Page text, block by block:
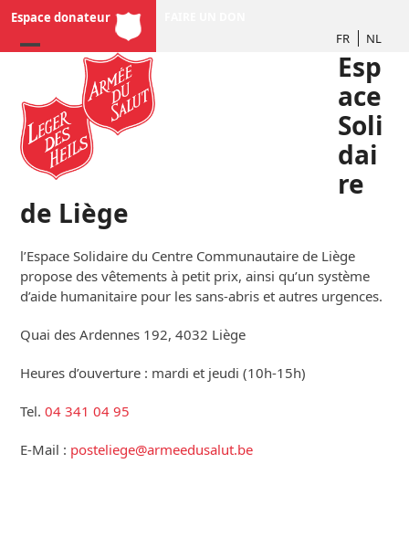
Skip
content
FR NL
Espace donateur
Esp
ace
Soli
dai
re
de Liège
l’Espace Solidaire du Centre Communautaire de Liège
propose des vêtements à petit prix, ainsi qu’un système
d’aide humanitaire pour les sans-abris et autres urgences.
Quai des Ardennes 192, 4032 Liège
Heures d’ouverture : mardi et jeudi (10h-15h)
Tel.04 341 04 95
E-Mail : posteliege@armeedusalut.be